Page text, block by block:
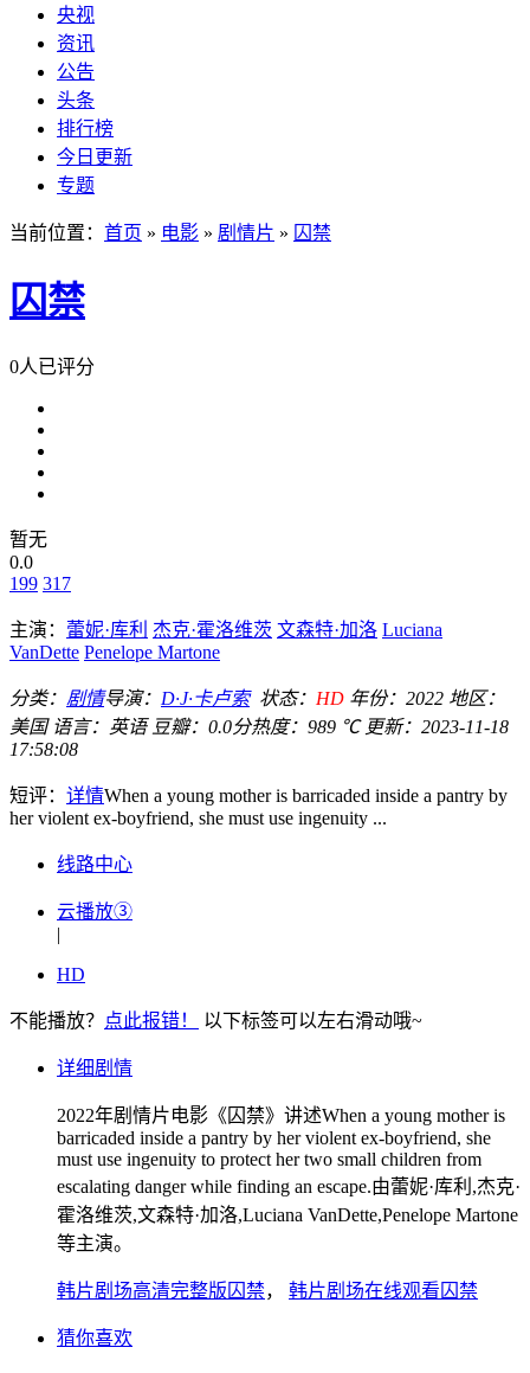
央视
资讯
公告
头条
排行榜
今日更新
专题
当前位置： 首页 » 电影 » 剧情片 » 囚禁
囚禁
0人已评分
暂无
0.0
199 317
主演： 蕾妮·库利 杰克·霍洛维茨 文森特·加洛 Luciana
VanDette Penelope Martone
分类： 剧情导演： D·J·卡卢索 状态： HD 年份： 2022 地区：
美国 语言： 英语 豆瓣：0.0分热度：989 ℃ 更新： 2023-11-18
17:58:08
短评： 详情When a young mother is barricaded inside a pantry by
her violent ex-boyfriend, she must use ingenuity ...
线路中心
云播放③
|
HD
不能播放？ 点此报错！ 以下标签可以左右滑动哦~
详细剧情
2022年剧情片电影《囚禁》讲述When a young mother is
barricaded inside a pantry by her violent ex-boyfriend, she
must use ingenuity to protect her two small children from
escalating danger while finding an escape.由蕾妮·库利,杰克·
霍洛维茨,文森特·加洛,Luciana VanDette,Penelope Martone
等主演。
韩片剧场高清完整版囚禁， 韩片剧场在线观看囚禁
猜你喜欢